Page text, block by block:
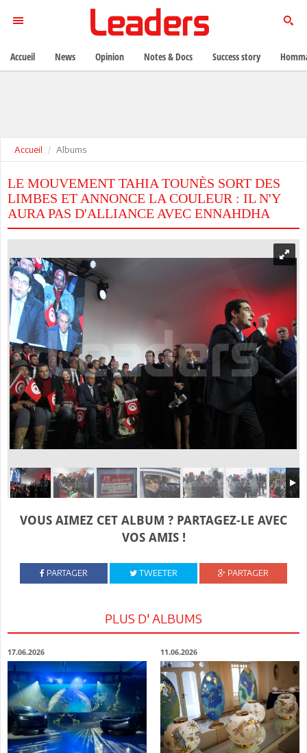
Accueil Albums
LE MOUVEMENT TAHIA TOUNÈS SORT DES
LIMBES ET ANNONCE LA COULEUR : IL N'Y
AURA PAS D'ALLIANCE AVEC ENNAHDHA
VOUS AIMEZ CET ALBUM ? PARTAGEZ-LE AVEC
VOS AMIS !
PARTAGER TWEETER PARTAGER
PLUS D' ALBUMS
17.06.2026 11.06.2026
Accueil News Opinion Notes & Docs Success story